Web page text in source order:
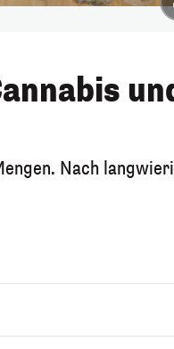
Nach